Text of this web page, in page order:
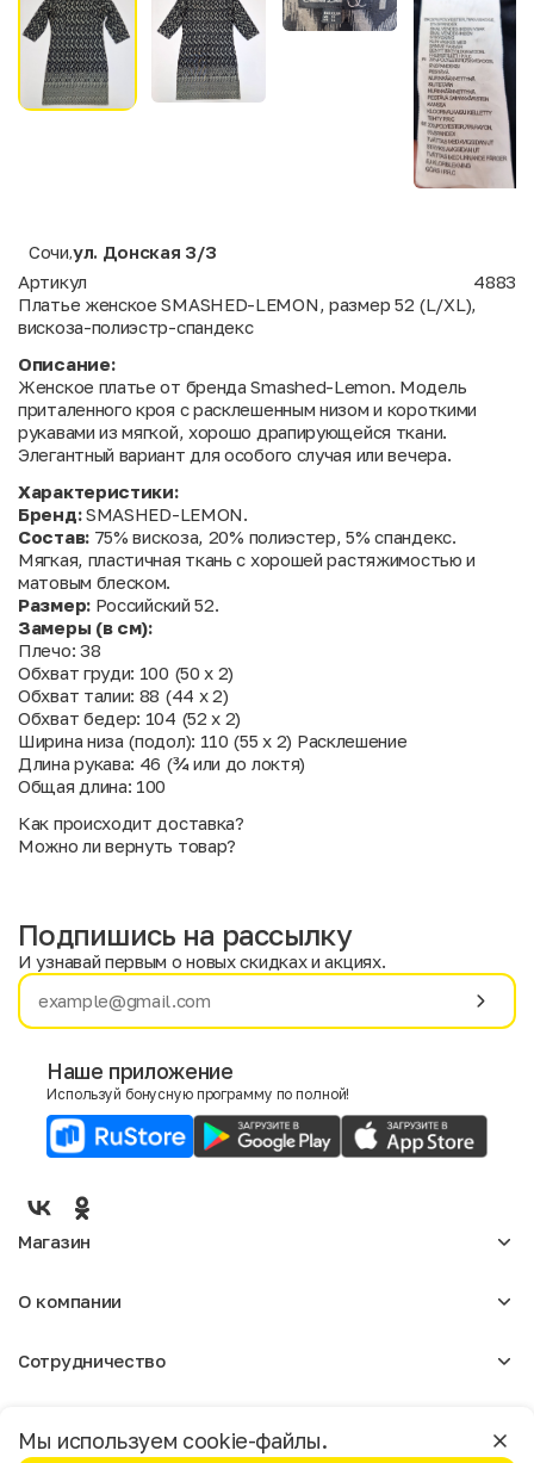
Сочи,ул. Донская 3/3
Артикул
4883
Платье женское SMASHED-LEMON, размер 52 (L/XL),
вискоза-полиэстр-спандекс
Описание:
Женское платье от бренда Smashed-Lemon. Модель
приталенного кроя с расклешенным низом и короткими
рукавами из мягкой, хорошо драпирующейся ткани.
Элегантный вариант для особого случая или вечера.
Характеристики:
Бренд:SMASHED-LEMON.
Состав:75% вискоза, 20% полиэстер, 5% спандекс.
Мягкая, пластичная ткань с хорошей растяжимостью и
матовым блеском.
Размер:Российский 52.
Замеры (в см):
Плечо: 38
Обхват груди: 100 (50 х 2)
Обхват талии: 88 (44 х 2)
Обхват бедер: 104 (52 х 2)
Ширина низа (подол): 110 (55 х 2) Расклешение
Длина рукава: 46 (¾ или до локтя)
Общая длина: 100
Как происходит доставка?
Можно ли вернуть товар?
Имя
E-mail
Пол
Мужской
Мы используем cookie-файлы.
Москва
Подпишись на рассылку
И узнавай первым о новых скидках и акциях.
Наше приложение
Используй бонусную программу по полной!
Магазин
Мужское
О компании
Отзывы
Магазины
Сотрудничество
Реклама